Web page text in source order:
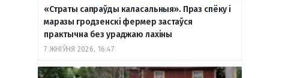
«Страты сапраўды каласальныя». Праз спёку і
маразы гродзенскі фермер застаўся
практычна без ураджаю лахіны
7 ЖНІЎНЯ 2026, 16:47